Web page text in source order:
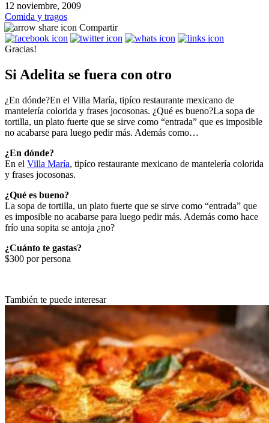
12 noviembre, 2009
Comida y tragos
Compartir
Gracias!
Si Adelita se fuera con otro
¿En dónde?En el Villa María, tipíco restaurante mexicano de
mantelería colorida y frases jocosonas. ¿Qué es bueno?La sopa de
tortilla, un plato fuerte que se sirve como “entrada” que es imposible
no acabarse para luego pedir más. Además como…
¿En dónde?
En el Villa María, tipíco restaurante mexicano de mantelería colorida
y frases jocosonas.
¿Qué es bueno?
La sopa de tortilla, un plato fuerte que se sirve como “entrada” que
es imposible no acabarse para luego pedir más. Además como hace
frío una sopita se antoja ¿no?
¿Cuánto te gastas?
$300 por persona
También te puede interesar